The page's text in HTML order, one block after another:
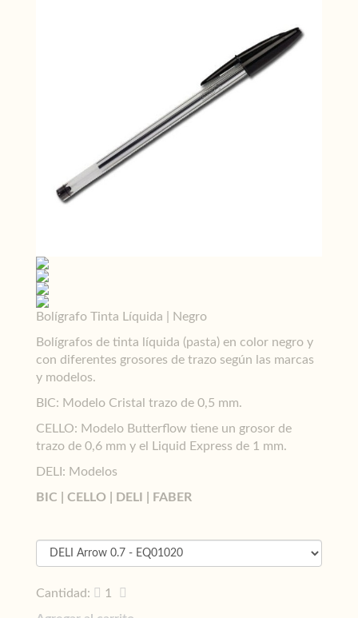
Bolígrafo Tinta Líquida | Negro
Bolígrafos de tinta líquida (pasta) en color negro y
con diferentes grosores de trazo según las marcas
y modelos.
BIC: Modelo Cristal trazo de 0,5 mm.
CELLO: Modelo Butterflow tiene un grosor de
trazo de 0,6 mm y el Liquid Express de 1 mm.
DELI: Modelos
BIC | CELLO | DELI | FABER
Cantidad:
1